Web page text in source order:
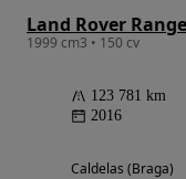
1999 cm3 • 150 cv
123 781 km
2016
Caldelas (Braga)